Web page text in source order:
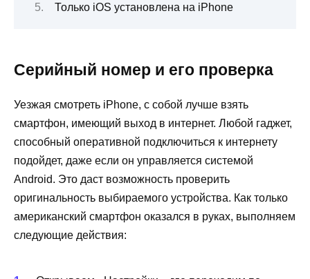
Только iOS установлена на iPhone
Серийный номер и его проверка
Уезжая смотреть iPhone, с собой лучше взять
смартфон, имеющий выход в интернет. Любой гаджет,
способный оперативной подключиться к интернету
подойдет, даже если он управляется системой
Android. Это даст возможность проверить
оригинальность выбираемого устройства. Как только
американский смартфон оказался в руках, выполняем
следующие действия: